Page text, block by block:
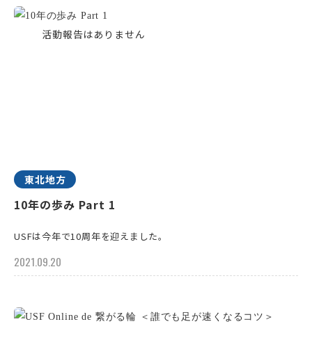
東北地方
10年の歩み Part 1
USFは今年で10周年を迎えました。
2021.09.20